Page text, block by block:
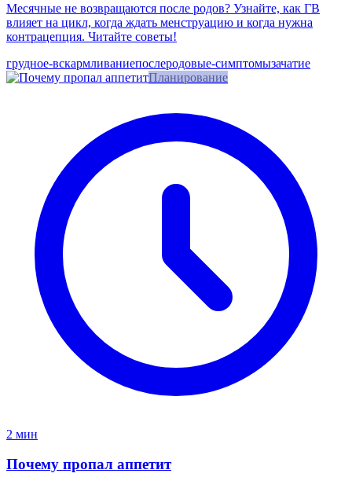
Месячные не возвращаются после родов? Узнайте, как ГВ
влияет на цикл, когда ждать менструацию и когда нужна
контрацепция. Читайте советы!
грудное-вскармливаниепослеродовые-симптомызачатие
Планирование
2 мин
Почему пропал аппетит